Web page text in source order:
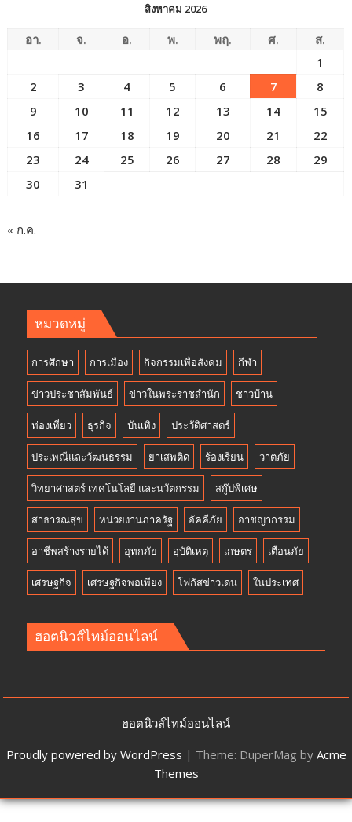
สิงหาคม 2026
อา. จ. อ. พ. พฤ. ศ.
ส.
1
2
3 4 5 6 7
8
9
10 11 12 13 14
15
16
17 18 19 20 21
22
23
24 25 26 27 28
29
30
31
« ก.ค.
หมวดหมู่
การศึกษา การเมือง กิจกรรมเพื่อสังคม กีฬา
ข่าวประชาสัมพันธ์ ข่าวในพระราชสำนัก ชาวบ้าน
ท่องเที่ยว ธุรกิจ บันเทิง ประวัติศาสตร์
ประเพณีและวัฒนธรรม ยาเสพติด ร้องเรียน วาตภัย
วิทยาศาสตร์ เทคโนโลยี และนวัตกรรม สกู๊ปพิเศษ
สาธารณสุข หน่วยงานภาครัฐ อัคคีภัย อาชญากรรม
อาชีพสร้างรายได้ อุทกภัย อุบัติเหตุ เกษตร เตือนภัย
เศรษฐกิจ เศรษฐกิจพอเพียง โฟกัสข่าวเด่น ในประเทศ
ฮอตนิวส์ไทม์ออนไลน์
ฮอตนิวส์ไทม์ออนไลน์
Proudly powered by WordPress | Theme: DuperMag by Acme
Themes